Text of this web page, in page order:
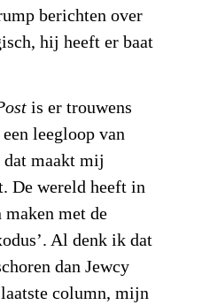
berichten over
hij heeft er baat
is er trouwens
leegloop van
dat maakt mij
De wereld heeft in
met de
Al denk ik dat
dan Jewcy
column, mijn